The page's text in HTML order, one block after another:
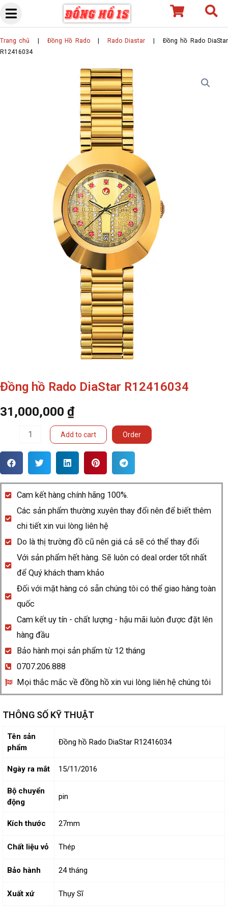
Skip
content
Trang chủ Đồng Hồ Rado| Rado Diastar |Đồng hồ Rado DiaStar
R12416034
Đồng hồ Rado DiaStar R12416034
31,000,000 ₫
Rado
R12416034
quantity
Add to cart Order
Cam kết hàng chính hãng 100%.
Các sản phẩm thường xuyên thay đổi nên để biết thêm
chi tiết xin vui lòng liên hệ
Do là thị trường đồ cũ nên giá cả sẽ có thể thay đổi
Với sản phẩm hết hàng. Sẽ luôn có deal order tốt nhất
để Quý khách tham khảo
Đối với mặt hàng có sẵn chúng tôi có thể giao hàng toàn
quốc
Cam kết uy tín - chất lượng - hậu mãi luôn được đặt lên
hàng đầu
Bảo hành mọi sản phẩm từ 12 tháng
0707.206.888
Mọi thắc mắc về đồng hồ xin vui lòng liên hệ chúng tôi
THÔNG SỐ KỸ THUẬT
Tên sản
phẩm
Đồng hồ Rado DiaStar R12416034
Ngày ra mắt 15/11/2016
Bộ chuyển
động
pin
Kích thước 27mm
Chất liệu vỏ Thép
Bảo hành 24 tháng
Xuất xứ Thụy Sĩ